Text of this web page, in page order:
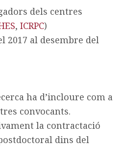
dels centres
,ICRPC)
2017 al desembre del
ha d’incloure com a
convocants.
la contractació
dins del